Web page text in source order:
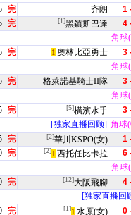
完 齐朗
1
完 [1]黑鎮斯巴達
4
角球
完 1 奧林比亞勇士
3
角球
完 格萊諾基騎士II隊
3
角球
完 [5]橫濱水手
3
[独家直播回顾] 角球
完 [2]華川KSPO(女)
1
完 [2]1 西托任比卡拉
6
角球
完 [12]大阪飛腳
4
[独家直播回
完 [1]1 水原(女)
0